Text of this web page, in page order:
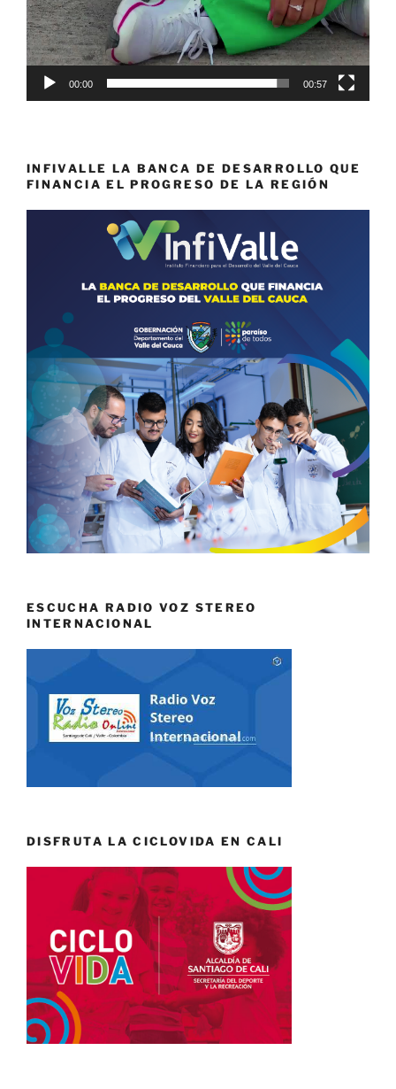
00:00 00:57
INFIVALLE LA BANCA DE DESARROLLO QUE
FINANCIA EL PROGRESO DE LA REGIÓN
ESCUCHA RADIO VOZ STEREO
INTERNACIONAL
DISFRUTA LA CICLOVIDA EN CALI